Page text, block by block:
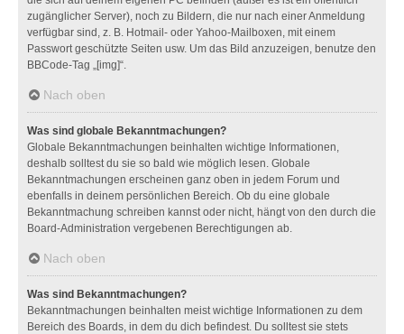
zugänglicher Server), noch zu Bildern, die nur nach einer Anmeldung
verfügbar sind, z. B. Hotmail- oder Yahoo-Mailboxen, mit einem
Passwort geschützte Seiten usw. Um das Bild anzuzeigen, benutze den
BBCode-Tag „[img]“.
Nach oben
Was sind globale Bekanntmachungen?
Globale Bekanntmachungen beinhalten wichtige Informationen,
deshalb solltest du sie so bald wie möglich lesen. Globale
Bekanntmachungen erscheinen ganz oben in jedem Forum und
ebenfalls in deinem persönlichen Bereich. Ob du eine globale
Bekanntmachung schreiben kannst oder nicht, hängt von den durch die
Board-Administration vergebenen Berechtigungen ab.
Nach oben
Was sind Bekanntmachungen?
Bekanntmachungen beinhalten meist wichtige Informationen zu dem
Bereich des Boards, in dem du dich befindest. Du solltest sie stets